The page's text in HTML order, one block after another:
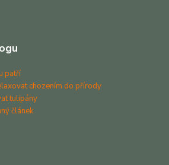
patří
chozením do přírody
tulipány
článek